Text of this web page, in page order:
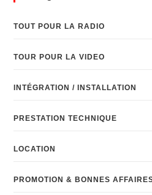
TOUT POUR LA RADIO
TOUR POUR LA VIDEO
INTÉGRATION / INSTALLATION
PRESTATION TECHNIQUE
LOCATION
PROMOTION & BONNES